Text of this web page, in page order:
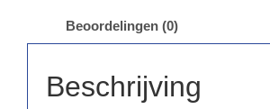
Beoordelingen (0)
Beschrijving